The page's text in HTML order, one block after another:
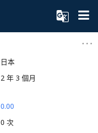
日本
2 年 3 個月
0.00
0 次